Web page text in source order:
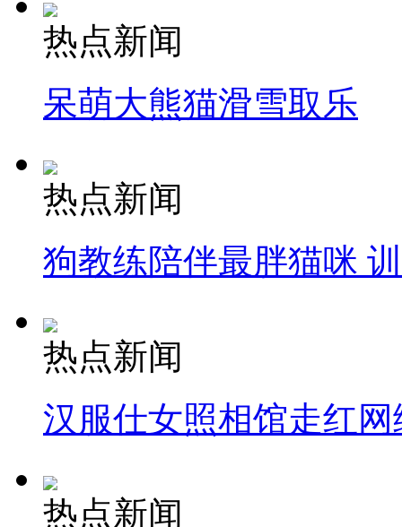
热点新闻
呆萌大熊猫滑雪取乐
热点新闻
狗教练陪伴最胖猫咪
热点新闻
汉服仕女照相馆走红网
热点新闻